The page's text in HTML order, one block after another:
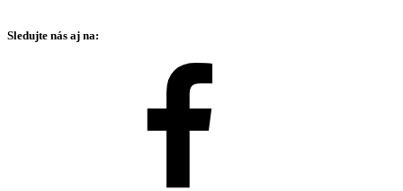
Sledujte nás aj na: